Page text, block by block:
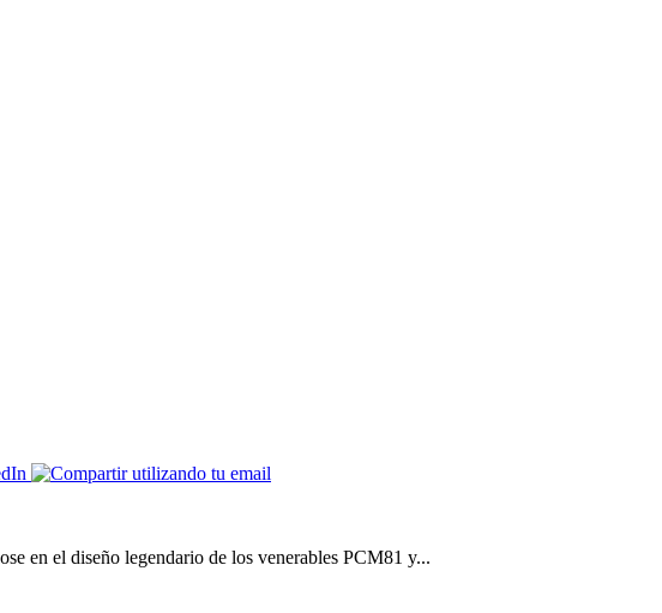
en el diseño legendario de los venerables PCM81 y...